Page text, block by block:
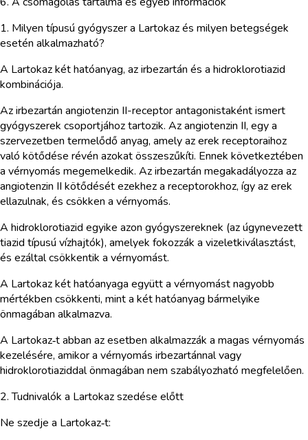
1. Milyen típusú gyógyszer a Lartokaz és milyen betegségek
esetén alkalmazható?
A Lartokaz két hatóanyag, az irbezartán és a hidroklorotiazid
kombinációja.
Az irbezartán angiotenzin II-receptor antagonistaként ismert
gyógyszerek csoportjához tartozik. Az angiotenzin II, egy a
szervezetben termelődő anyag, amely az erek receptoraihoz
való kötődése révén azokat összeszűkíti. Ennek következtében
a vérnyomás megemelkedik. Az irbezartán megakadályozza az
angiotenzin II kötődését ezekhez a receptorokhoz, így az erek
ellazulnak, és csökken a vérnyomás.
A hidroklorotiazid egyike azon gyógyszereknek (az úgynevezett
tiazid típusú vízhajtók), amelyek fokozzák a vizeletkiválasztást,
és ezáltal csökkentik a vérnyomást.
A Lartokaz két hatóanyaga együtt a vérnyomást nagyobb
mértékben csökkenti, mint a két hatóanyag bármelyike
önmagában alkalmazva.
A Lartokaz‑t abban az esetben alkalmazzák a magas vérnyomás
kezelésére, amikor a vérnyomás irbezartánnal vagy
hidroklorotiaziddal önmagában nem szabályozható megfelelően.
2. Tudnivalók a Lartokaz szedése előtt
Ne szedje a Lartokaz‑t: